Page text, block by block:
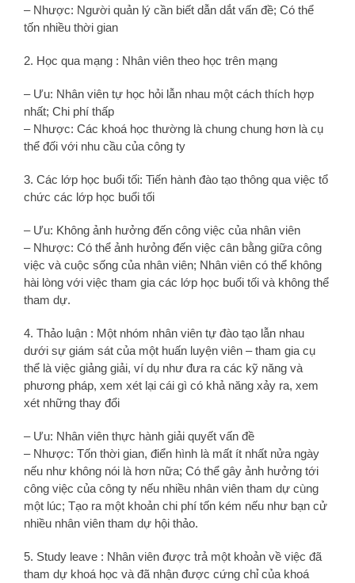
– Nhược: Người quản lý cần biết dẫn dắt vấn đề; Có thể
tốn nhiều thời gian
2. Học qua mạng : Nhân viên theo học trên mạng
– Ưu: Nhân viên tự học hỏi lẫn nhau một cách thích hợp
nhất; Chi phí thấp
– Nhược: Các khoá học thường là chung chung hơn là cụ
thể đối với nhu cầu của công ty
3. Các lớp học buổi tối: Tiến hành đào tạo thông qua việc tổ
chức các lớp học buổi tối
– Ưu: Không ảnh hưởng đến công việc của nhân viên
– Nhược: Có thể ảnh hưỏng đến việc cân bằng giữa công
việc và cuộc sống của nhân viên; Nhân viên có thể không
hài lòng với việc tham gia các lớp học buổi tối và không thể
tham dự.
4. Thảo luận : Một nhóm nhân viên tự đào tạo lẫn nhau
dưới sự giám sát của một huấn luyện viên – tham gia cụ
thể là việc giảng giải, ví dụ như đưa ra các kỹ năng và
phương pháp, xem xét lại cái gì có khả năng xảy ra, xem
xét những thay đổi
– Ưu: Nhân viên thực hành giải quyết vấn đề
– Nhược: Tốn thời gian, điển hình là mất ít nhất nửa ngày
nếu như không nói là hơn nữa; Có thể gây ảnh hưởng tới
công việc của công ty nếu nhiều nhân viên tham dự cùng
một lúc; Tạo ra một khoản chi phí tốn kém nếu như bạn cử
nhiều nhân viên tham dự hội thảo.
5. Study leave : Nhân viên được trả một khoản về việc đã
tham dự khoá học và đã nhận được cứng chỉ của khoá